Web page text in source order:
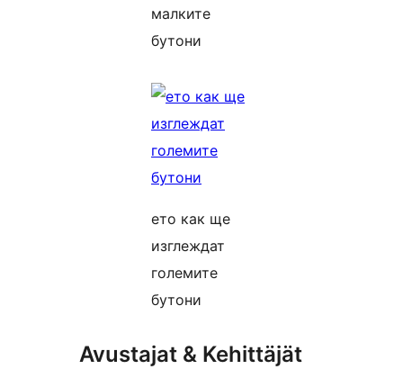
малките
бутони
ето как ще
изглеждат
големите
бутони
Avustajat & Kehittäjät